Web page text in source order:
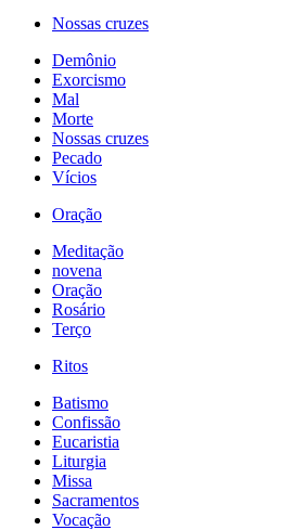
Nossas cruzes
Demônio
Exorcismo
Mal
Morte
Nossas cruzes
Pecado
Vícios
Oração
Meditação
novena
Oração
Rosário
Terço
Ritos
Batismo
Confissão
Eucaristia
Liturgia
Missa
Sacramentos
Vocação